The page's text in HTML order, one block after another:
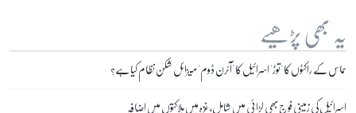
یہ بھی پڑھیے
حماس کے راکٹوں کا 'توڑ' اسرائیل کا 'آئرن ڈوم' میزائل شکن نظام کیا ہے؟
اسرائیل کی زمینی فوج بھی لڑائی میں شامل، غزہ میں ہلاکتوں میں اضافہ